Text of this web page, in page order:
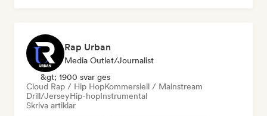
Rap Urban
Media Outlet/Journalist
&gt; 1900 svar ges
Cloud Rap / Hip HopKommersiell / Mainstream
Drill/JerseyHip-hopInstrumental
Skriva artiklar